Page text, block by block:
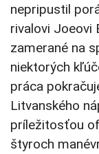
nepripustil
rivalovi Joeovi
zamerané na
niektorých
práca
Litvanského
príležitosťou
štyroch